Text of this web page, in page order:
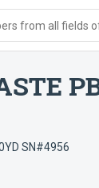
from all fields
SN#4956